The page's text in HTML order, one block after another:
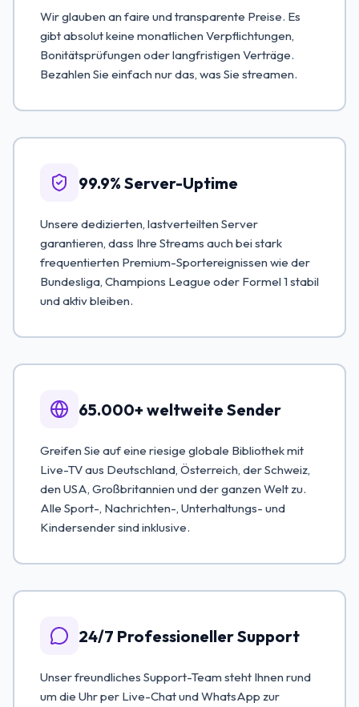
Wir glauben an faire und transparente Preise. Es
gibt absolut keine monatlichen Verpflichtungen,
Bonitätsprüfungen oder langfristigen Verträge.
Bezahlen Sie einfach nur das, was Sie streamen.
99.9% Server-Uptime
Unsere dedizierten, lastverteilten Server
garantieren, dass Ihre Streams auch bei stark
frequentierten Premium-Sportereignissen wie der
Bundesliga, Champions League oder Formel 1 stabil
und aktiv bleiben.
65.000+ weltweite Sender
Greifen Sie auf eine riesige globale Bibliothek mit
Live-TV aus Deutschland, Österreich, der Schweiz,
den USA, Großbritannien und der ganzen Welt zu.
Alle Sport-, Nachrichten-, Unterhaltungs- und
Kindersender sind inklusive.
24/7 Professioneller Support
Unser freundliches Support-Team steht Ihnen rund
um die Uhr per Live-Chat und WhatsApp zur